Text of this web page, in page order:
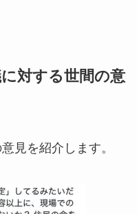
に対する世間の意
見を紹介します。